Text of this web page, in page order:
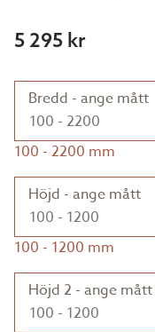
5 295 kr
Bredd - ange mått
100 - 2200 mm
Höjd - ange mått
100 - 1200 mm
Höjd 2 - ange mått